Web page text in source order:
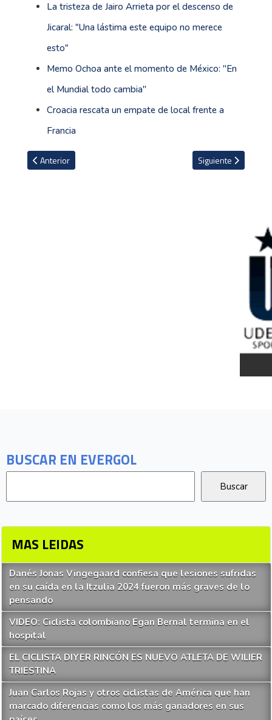
BUSCAR EN EVERGOL
MAS LEIDAS
Danés Jonas Vingegaard confiesa que lesiones sufridas
en su caída en la Itzulia 2024 fueron más graves de lo
pensando
VIDEO: Ciclista colombiano Egan Bernal termina en el
hospital
EL CICLISTA DIYER RINCÓN ES NUEVO ATLETA DE WILIER
TRIESTINA
Juan Carlos Rojas y otros ciclistas de América que han
marcado diferencias como los más ganadores en sus
La tristeza de Jairo Arrieta por el descenso de
Jicaral: "Una lástima este equipo no merece
esto"
Memo Ochoa ante el momento de México: ''En
el Mundial todo cambia''
Croacia rescata un empate de local frente a
Francia
Artículo anterior: Convenios deportivos tendrán un análisis más
Anterior Artículo siguiente:
Siguiente